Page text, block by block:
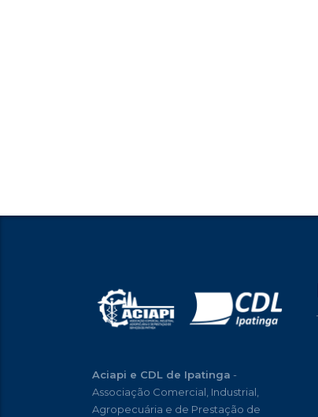
Aciapi e CDL de Ipatinga -
Associação Comercial, Industrial,
Agropecuária e de Prestação de